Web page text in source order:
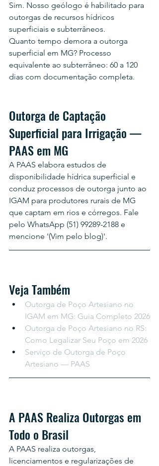
Sim. Nosso geólogo é habilitado para
outorgas de recursos hídricos
superficiais e subterrâneos.
Quanto tempo demora a outorga
superficial em MG? Processo
equivalente ao subterrâneo: 60 a 120
dias com documentação completa.
Outorga de Captação
Superficial para Irrigação —
PAAS em MG
A PAAS elabora estudos de
disponibilidade hídrica superficial e
conduz processos de outorga junto ao
IGAM para produtores rurais de MG
que captam em rios e córregos. Fale
pelo WhatsApp (51) 99289-2188 e
mencione '(Vim pelo blog)'.
Veja Também
Outorga de Poço Artesiano no
IGAM em MG: Guia Completo 2026
Outorga de Poço Artesiano no RS:
Como Legalizar Seu Poço em 2026
Serviço de Outorga de Poço
Artesiano — PAAS
A PAAS Realiza Outorgas em
Todo o Brasil
A PAAS realiza outorgas,
licenciamentos e regularizações de